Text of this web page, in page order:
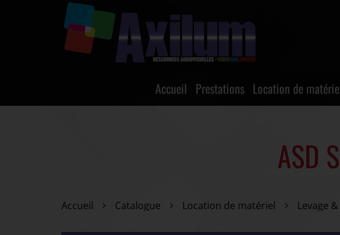
Accueil Prestations Location de
ASD
Accueil Catalogue Location de matériel Levage